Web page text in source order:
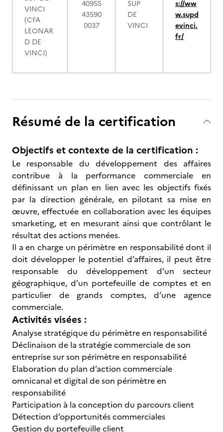
VINCI
(CFA
LEONAR
D DE
VINCI)
40955
43590
0037
SUP
DE
VINCI
s://ww
w.supd
evinci.
fr/
Résumé de la certification
Objectifs et contexte de la certification :
Le responsable du développement des affaires
contribue à la performance commerciale en
définissant un plan en lien avec les objectifs fixés
par la direction générale, en pilotant sa mise en
œuvre, effectuée en collaboration avec les équipes
smarketing, et en mesurant ainsi que contrôlant le
résultat des actions menées.
Il a en charge un périmètre en responsabilité dont il
doit développer le potentiel d’affaires, il peut être
responsable du développement d’un secteur
géographique, d’un portefeuille de comptes et en
particulier de grands comptes, d’une agence
commerciale.
Activités visées :
Analyse stratégique du périmètre en responsabilité
Déclinaison de la stratégie commerciale de son
entreprise sur son périmètre en responsabilité
Elaboration du plan d’action commerciale
omnicanal et digital de son périmètre en
responsabilité
Participation à la conception du parcours client
Détection d’opportunités commerciales
Gestion du portefeuille client